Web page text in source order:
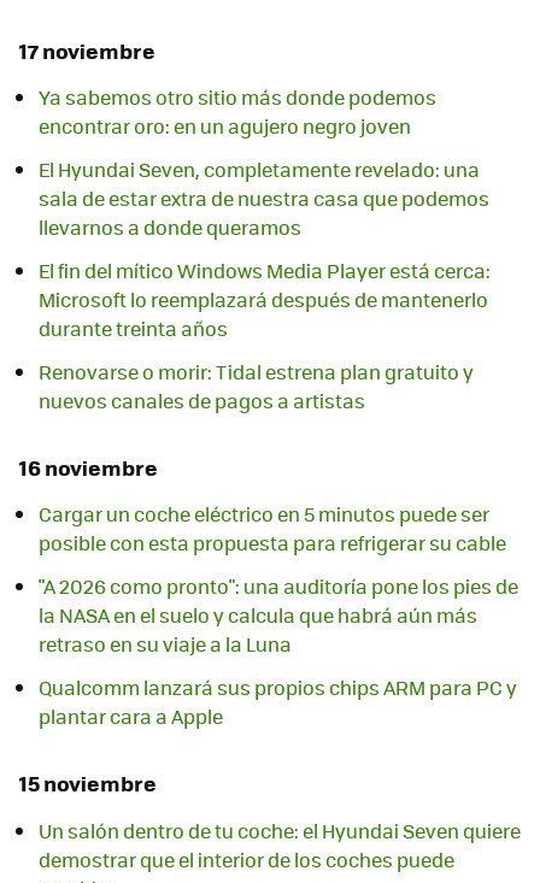
17 noviembre
Ya sabemos otro sitio más donde podemos
encontrar oro: en un agujero negro joven
El Hyundai Seven, completamente revelado: una
sala de estar extra de nuestra casa que podemos
llevarnos a donde queramos
El fin del mítico Windows Media Player está cerca:
Microsoft lo reemplazará después de mantenerlo
durante treinta años
Renovarse o morir: Tidal estrena plan gratuito y
nuevos canales de pagos a artistas
16 noviembre
Cargar un coche eléctrico en 5 minutos puede ser
posible con esta propuesta para refrigerar su cable
"A 2026 como pronto": una auditoría pone los pies de
la NASA en el suelo y calcula que habrá aún más
retraso en su viaje a la Luna
Qualcomm lanzará sus propios chips ARM para PC y
plantar cara a Apple
15 noviembre
Un salón dentro de tu coche: el Hyundai Seven quiere
demostrar que el interior de los coches puede